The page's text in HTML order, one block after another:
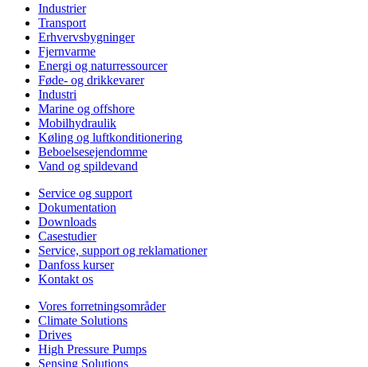
Industrier
Transport
Erhvervsbygninger
Fjernvarme
Energi og naturressourcer
Føde- og drikkevarer
Industri
Marine og offshore
Mobilhydraulik
Køling og luftkonditionering
Beboelsesejendomme
Vand og spildevand
Service og support
Dokumentation
Downloads
Casestudier
Service, support og reklamationer
Danfoss kurser
Kontakt os
Vores forretningsområder
Climate Solutions
Drives
High Pressure Pumps
Sensing Solutions